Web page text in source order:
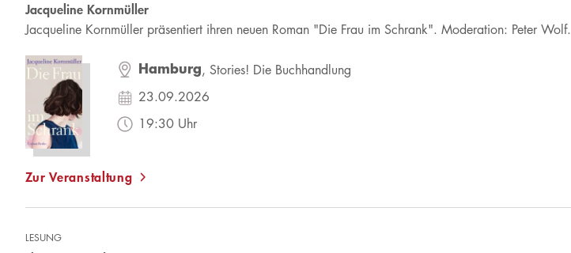
Jacqueline Kornmüller
Jacqueline Kornmüller präsentiert ihren neuen Roman "Die Frau im Schrank". Moderation: Peter Wolf.
Hamburg, Stories! Die Buchhandlung
23.09.2026
19:30 Uhr
Zur Veranstaltung
LESUNG